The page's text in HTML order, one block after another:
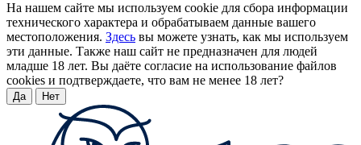
На нашем сайте мы используем cookie для сбора информации
технического характера и обрабатываем данные вашего
местоположения. Здесь вы можете узнать, как мы используем
эти данные. Также наш сайт не предназначен для людей
младше 18 лет. Вы даёте согласие на использование файлов
cookies и подтверждаете, что вам не менее 18 лет?
Да Нет